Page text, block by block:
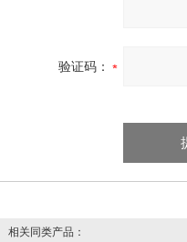
验证码：
相关同类产品：